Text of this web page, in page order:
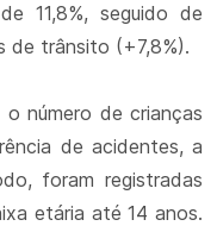
11,8%, seguido de
de trânsito (+7,8%).
número de crianças
de acidentes, a
foram registradas
etária até 14 anos.